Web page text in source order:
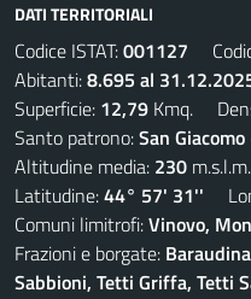
DATI TERRITORIALI
Codice ISTAT:001127
Abitanti:8.695 al
Superficie: 12,79 Kmq.
Santo patrono:San
Altitudine media: 230 m.s.l.m.
Latitudine:44° 57' 31''
Comuni limitrofi:Vinovo,
Frazioni e borgate:
Sabbioni, Tetti Griffa, Tetti